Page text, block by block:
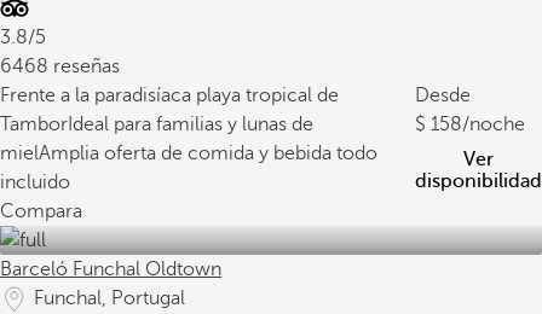
3.8/5
6468 reseñas
Frente a la paradisíaca playa tropical de
Tambor Ideal para familias y lunas de
mielAmplia oferta de comida y bebida todo
incluido
Desde
158/noche
Ver
disponibilidad
Compara
Barceló Funchal Oldtown
Funchal, Portugal